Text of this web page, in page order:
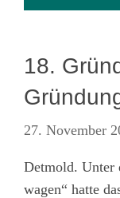
18.
27. November
Detmold. Unter
wagen“ hatte